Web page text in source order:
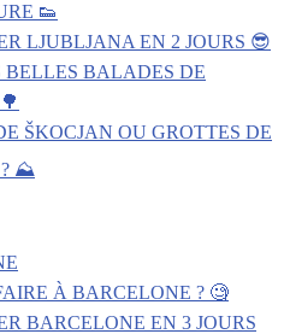
👟
LJUBLJANA EN 2 JOURS 😎
BELLES BALADES DE
ŠKOCJAN OU GROTTES DE
? ⛰️
À BARCELONE ? 🧐
BARCELONE EN 3 JOURS